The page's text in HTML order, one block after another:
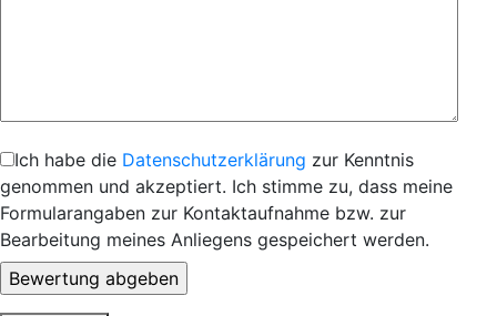
Ich habe die Datenschutzerklärung zur Kenntnis
genommen und akzeptiert. Ich stimme zu, dass meine
Formularangaben zur Kontaktaufnahme bzw. zur
Bearbeitung meines Anliegens gespeichert werden.